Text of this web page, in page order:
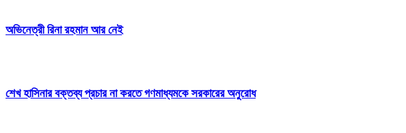
অভিনেত্রী রিনা রহমান আর নেই
শেখ হাসিনার বক্তব্য প্রচার না করতে গণমাধ্যমকে সরকারের অনুরোধ